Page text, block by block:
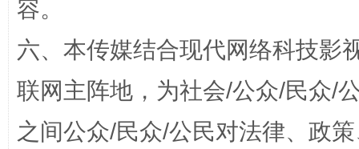
容。
六、本传媒结合现代网络科技影
联网主阵地，为社会/公众/民众/
之间公众/民众/公民对法律、政